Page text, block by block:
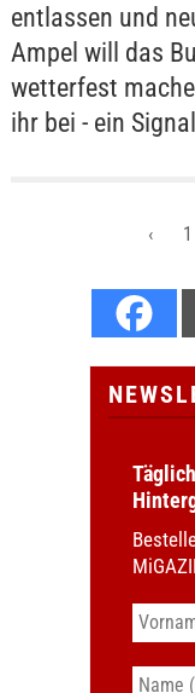
entlassen und
Ampel will das
wetterfest
ihr bei - ein
‹ 1